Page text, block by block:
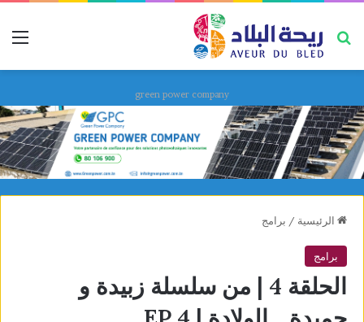
بحث عن
green power company
الرئيسية / برامج
برامج
الحلقة 4 | من سلسلة زبيدة و